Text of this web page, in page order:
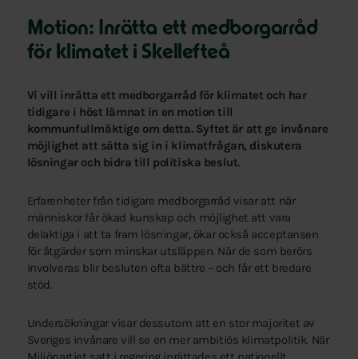
Motion: Inrätta ett medborgarråd
för klimatet i Skellefteå
Vi vill inrätta ett medborgarråd för klimatet och har
tidigare i höst lämnat in en motion till
kommunfullmäktige om detta. Syftet är att ge invånare
möjlighet att sätta sig in i klimatfrågan, diskutera
lösningar och bidra till politiska beslut.
Erfarenheter från tidigare medborgarråd visar att när
människor får ökad kunskap och möjlighet att vara
delaktiga i att ta fram lösningar, ökar också acceptansen
för åtgärder som minskar utsläppen. När de som berörs
involveras blir besluten ofta bättre – och får ett bredare
stöd.
Undersökningar visar dessutom att en stor majoritet av
Sveriges invånare vill se en mer ambitiös klimatpolitik. När